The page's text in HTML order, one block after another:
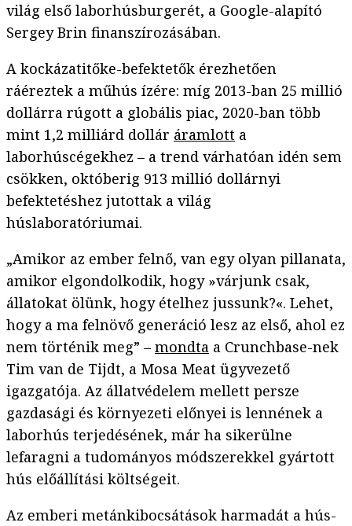
világ első laborhúsburgerét, a Google-alapító
Sergey Brin finanszírozásában.
A kockázatitőke-befektetők érezhetően
ráéreztek a műhús ízére: míg 2013-ban 25 millió
dollárra rúgott a globális piac, 2020-ban több
mint 1,2 milliárd dollár áramlott a
laborhúscégekhez – a trend várhatóan idén sem
csökken, októberig 913 millió dollárnyi
befektetéshez jutottak a világ
húslaboratóriumai.
„Amikor az ember felnő, van egy olyan pillanata,
amikor elgondolkodik, hogy »várjunk csak,
állatokat ölünk, hogy ételhez jussunk?«. Lehet,
hogy a ma felnövő generáció lesz az első, ahol ez
nem történik meg” – mondta a Crunchbase-nek
Tim van de Tijdt, a Mosa Meat ügyvezető
igazgatója. Az állatvédelem mellett persze
gazdasági és környezeti előnyei is lennének a
laborhús terjedésének, már ha sikerülne
lefaragni a tudományos módszerekkel gyártott
hús előállítási költségeit.
Az emberi metánkibocsátások harmadát a hús-